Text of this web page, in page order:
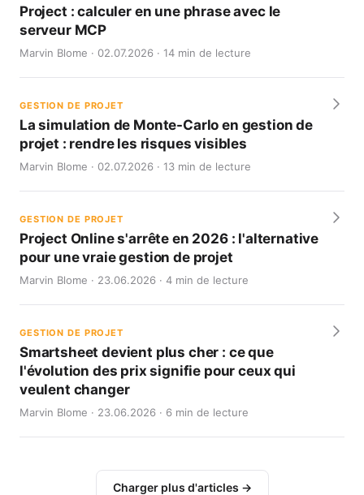
Project : calculer en une phrase avec le
serveur MCP
Marvin Blome · 02.07.2026 · 14 min de lecture
GESTION DE PROJET
La simulation de Monte-Carlo en gestion de
projet : rendre les risques visibles
Marvin Blome · 02.07.2026 · 13 min de lecture
GESTION DE PROJET
Project Online s'arrête en 2026 : l'alternative
pour une vraie gestion de projet
Marvin Blome · 23.06.2026 · 4 min de lecture
GESTION DE PROJET
Smartsheet devient plus cher : ce que
l'évolution des prix signifie pour ceux qui
veulent changer
Marvin Blome · 23.06.2026 · 6 min de lecture
Charger plus d'articles →